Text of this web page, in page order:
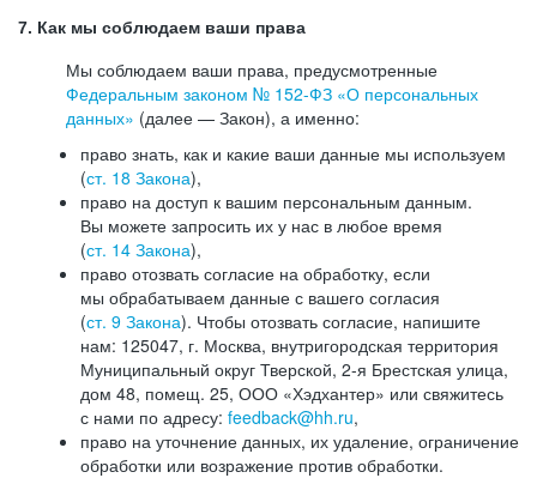
7. Как мы соблюдаем ваши права
Мы соблюдаем ваши права, предусмотренные
Федеральным законом № 152-ФЗ «О персональных
данных» (далее — Закон), а именно:
право знать, как и какие ваши данные мы используем
(ст. 18 Закона),
право на доступ к вашим персональным данным.
Вы можете запросить их у нас в любое время
(ст. 14 Закона),
право отозвать согласие на обработку, если
мы обрабатываем данные с вашего согласия
(ст. 9 Закона). Чтобы отозвать согласие, напишите
нам: 125047, г. Москва, внутригородская территория
Муниципальный округ Тверской, 2-я Брестская улица,
дом 48, помещ. 25, ООО «Хэдхантер» или свяжитесь
с нами по адресу: feedback@hh.ru,
право на уточнение данных, их удаление, ограничение
обработки или возражение против обработки.